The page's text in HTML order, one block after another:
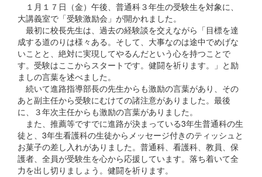
１月１７日（金）午後、普通科３年生の受験生を対象に、
大講義室で「受験激励会」が開かれました。
最初に校長先生は、過去の経験談を交えながら「目標を達
成する道のりは様々ある。そして、大事なのは途中でめげな
いことと、絶対に実現してやるんだという心を持つことで
す。受験はここからスタートです。健闘を祈ります。」と励
ましの言葉を述べました。
続いて進路指導部長の先生からも激励の言葉があり、その
あと副主任から受験にむけての諸注意がありました。最後
に、３年次主任からも激励の言葉がありました。
また、推薦等ですでに進路が決まっている3年生普通科の生
徒と、3年生看護科の生徒からメッセージ付きのティッシュと
お菓子の差し入れがありました。普通科、看護科、教員、保
護者、全員が受験生を心から応援しています。落ち着いて全
力を出し切りましょう。健闘を祈ります。